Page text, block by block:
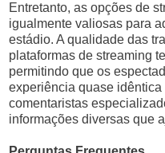
Entretanto, as opções de
igualmente valiosas para
estádio. A qualidade das
plataformas de streaming
permitindo que os
experiência quase
comentaristas
informações diversas que